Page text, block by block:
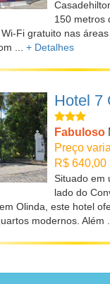
150 metros
Fi gratuito nas
... + Detalhes
Hotel 7
Fabuloso
Preço
R$ 640,00
Situado em
lado do
Olinda, este hotel
modernos. Além